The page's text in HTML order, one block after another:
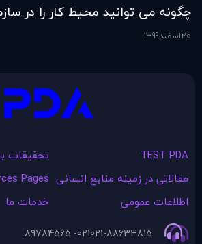
چگونه می توانید محیط کار را در
کنید؟
20اسفند1399
TEST PDA
تحقیقات
مقالاتی در زمينه منابع انسانی Pages
اطلاعات عمومی
خدمات ما
021-88633815
021- 89784565